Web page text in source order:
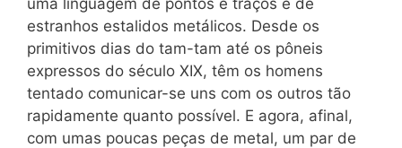
estranhos estalidos metálicos. Desde os
primitivos dias do tam-tam até os pôneis
expressos do século XIX, têm os homens
tentado comunicar-se uns com os outros tão
rapidamente quanto possível. E agora, afinal,
com umas poucas peças de metal, um par de